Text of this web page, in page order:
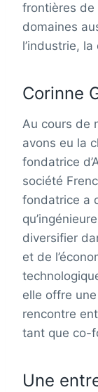
frontières de
domaines
l’industrie,
Corinne
Au cours de
avons eu la
fondatrice
société
fondatrice a
diversifier
et de
elle offre
rencontre
tant que co-
Une